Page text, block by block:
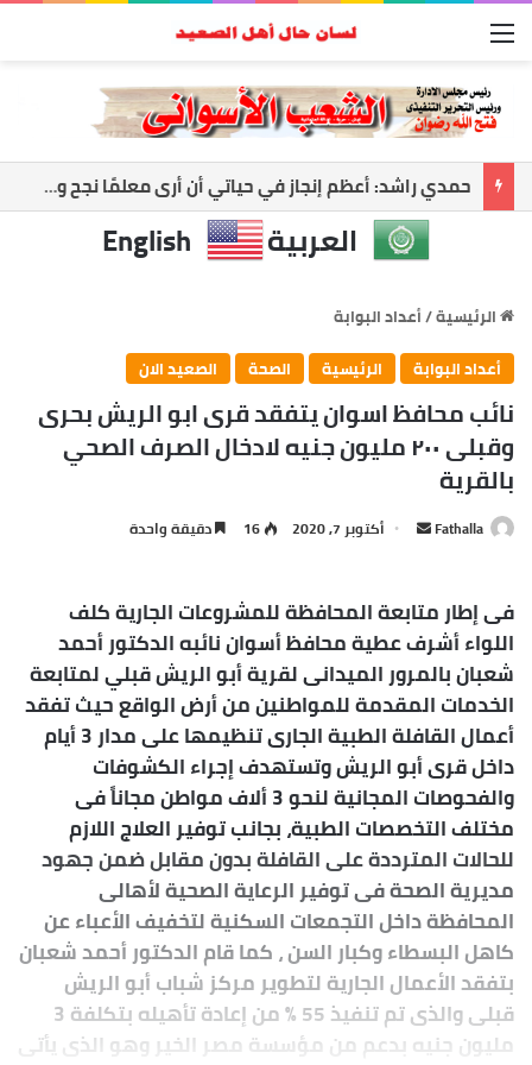
القائمة
أسوان تواجه العاصفة.. رفع الجاهزية وتعليق الملاحة لحماية المواطنين
العربية English
الرئيسية/أعداد البوابة
أعداد البوابة
الرئيسية الصحة الصعيد الان
نائب محافظ اسوان يتفقد قرى ابو الريش بحرى
وقبلى ٢٠٠ مليون جنيه لادخال الصرف الصحي
بالقرية
Fathalla
أرسل أكتوبر 7, 2020 16 دقيقة واحدة
فى إطار متابعة المحافظة للمشروعات الجارية كلف
اللواء أشرف عطية محافظ أسوان نائبه الدكتور أحمد
شعبان بالمرور الميدانى لقرية أبو الريش قبلي لمتابعة
الخدمات المقدمة للمواطنين من أرض الواقع حيث تفقد
أعمال القافلة الطبية الجارى تنظيمها على مدار 3 أيام
داخل قرى أبو الريش وتستهدف إجراء الكشوفات
والفحوصات المجانية لنحو 3 ألاف مواطن مجاناً فى
مختلف التخصصات الطبية، بجانب توفير العلاج اللازم
للحالات المترددة على القافلة بدون مقابل ضمن جهود
مديرية الصحة فى توفير الرعاية الصحية لأهالى
المحافظة داخل التجمعات السكنية لتخفيف الأعباء عن
كاهل البسطاء وكبار السن ، كما قام الدكتور أحمد شعبان
بتفقد الأعمال الجارية لتطوير مركز شباب أبو الريش
قبلى والذى تم تنفيذ 55 % من إعادة تأهيله بتكلفة 3
مليون جنيه بدعم من مؤسسة مصر الخير وهو الذى يأتى